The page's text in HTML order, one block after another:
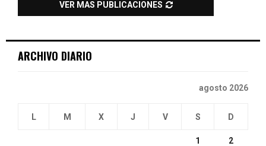
VER MAS PUBLICACIONES
ARCHIVO DIARIO
agosto 2026
L M X J V S D
1 2